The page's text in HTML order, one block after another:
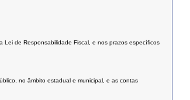
Lei de Responsabilidade Fiscal, e nos prazos específicos
no âmbito estadual e municipal, e as contas